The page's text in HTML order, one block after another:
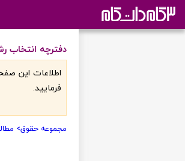
دفترچه انتخاب
اطلاعات اين
فرماييد.
مجموعه حقوق>